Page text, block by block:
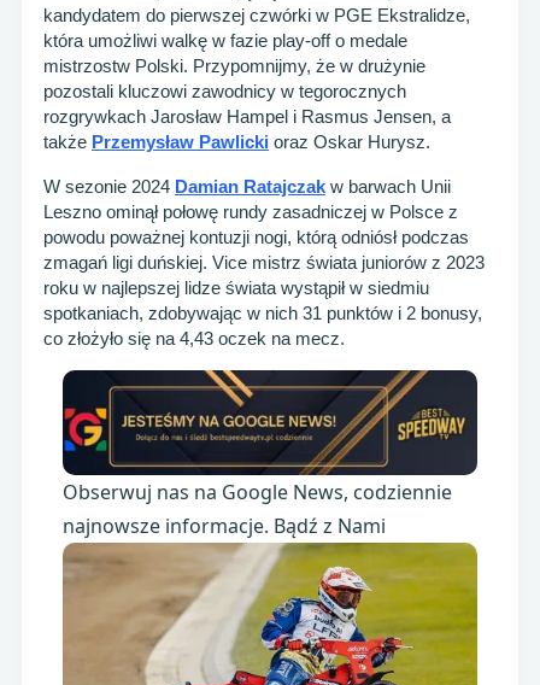
kandydatem do pierwszej czwórki w PGE Ekstralidze,
która umożliwi walkę w fazie play-off o medale
mistrzostw Polski. Przypomnijmy, że w drużynie
pozostali kluczowi zawodnicy w tegorocznych
rozgrywkach Jarosław Hampel i Rasmus Jensen, a
także Przemysław Pawlicki oraz Oskar Hurysz.
W sezonie 2024 Damian Ratajczak w barwach Unii
Leszno ominął połowę rundy zasadniczej w Polsce z
powodu poważnej kontuzji nogi, którą odniósł podczas
zmagań ligi duńskiej. Vice mistrz świata juniorów z 2023
roku w najlepszej lidze świata wystąpił w siedmiu
spotkaniach, zdobywając w nich 31 punktów i 2 bonusy,
co złożyło się na 4,43 oczek na mecz.
Obserwuj nas na Google News, codziennie
najnowsze informacje. Bądź z Nami